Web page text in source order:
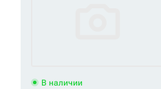
В наличии